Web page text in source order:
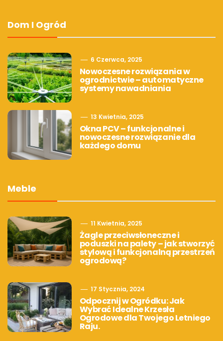
Dom I Ogród
6 Czerwca, 2025
Nowoczesne rozwiązania w
ogrodnictwie – automatyczne
systemy nawadniania
13 Kwietnia, 2025
Okna PCV – funkcjonalne i
nowoczesne rozwiązanie dla
każdego domu
Meble
11 Kwietnia, 2025
Żagle przeciwsłoneczne i
poduszki na palety – jak stworzyć
stylową i funkcjonalną przestrzeń
ogrodową?
17 Stycznia, 2024
Odpocznij w Ogródku: Jak
Wybrać Idealne Krzesła
Ogrodowe dla Twojego Letniego
Raju.